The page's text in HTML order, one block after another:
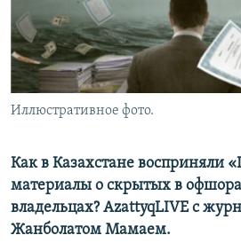
Иллюстративное фото.
Как в Казахстане восприняли
материалы о скрытых в
владельцах? AzattyqLIVE с
Жанболатом Мамаем.